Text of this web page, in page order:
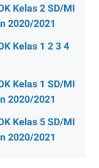
Kelas 2 SD/MI
2020/2021
Kelas 1 2 3 4
Kelas 1 SD/MI
2020/2021
Kelas 5 SD/MI
2020/2021